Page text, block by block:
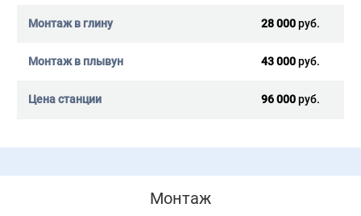
28 000руб.
43 000руб.
96 000руб.
Монтаж